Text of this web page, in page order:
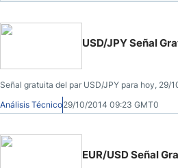
USD/JPY Señal
Señal gratuita del par USD/JPY para hoy, 29/
Análisis Técnico29/10/2014 09:23 GMT0
EUR/USD Señal